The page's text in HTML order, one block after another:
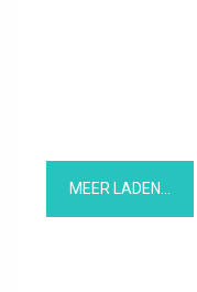
MEER LADEN…